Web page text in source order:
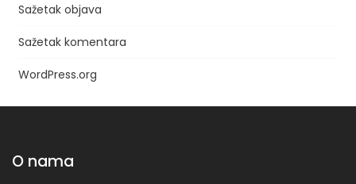
Sažetak objava
Sažetak komentara
WordPress.org
O nama